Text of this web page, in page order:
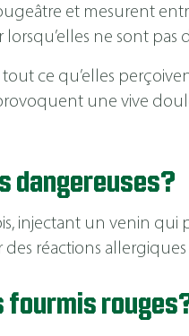
et mesurent
ne sont pas
ce qu’elles
une vive
dangereuses?
injectant un venin
réactions allergiques
fourmis